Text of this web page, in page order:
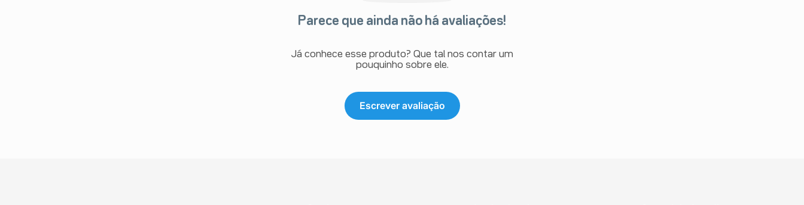
Parece que ainda não há avaliações!
Já conhece esse produto? Que tal nos contar um
pouquinho sobre ele.
Escrever avaliação